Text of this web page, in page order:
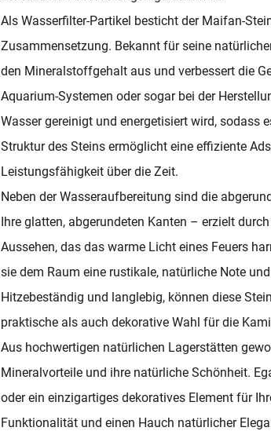
Als Wasserfilter-Partikel besticht der Maifan-
Zusammensetzung. Bekannt für seine
den Mineralstoffgehalt aus und verbessert die
Aquarium-Systemen oder sogar bei der
Wasser gereinigt und energetisiert wird, sodass
Struktur des Steins ermöglicht eine effiziente
Leistungsfähigkeit über die Zeit.
Neben der Wasseraufbereitung sind die
Ihre glatten, abgerundeten Kanten – erzielt
Aussehen, das das warme Licht eines Feuers
sie dem Raum eine rustikale, natürliche Note
Hitzebeständig und langlebig, können diese
praktische als auch dekorative Wahl für die
Aus hochwertigen natürlichen Lagerstätten
Mineralvorteile und ihre natürliche Schönheit.
oder ein einzigartiges dekoratives Element für
Funktionalität und einen Hauch natürlicher